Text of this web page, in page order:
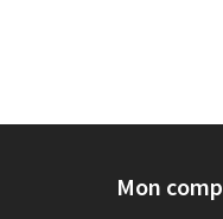
Mon